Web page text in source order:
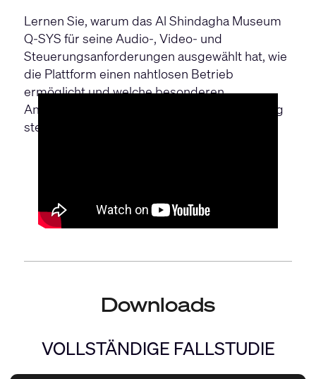
Lernen Sie, warum das Al Shindagha Museum
Q-SYS für seine Audio-, Video- und
Steuerungsanforderungen ausgewählt hat, wie
die Plattform einen nahtlosen Betrieb
ermöglicht und welche besonderen
Anforderungen das Projekt an die Ausstellung
stellt.
Downloads
VOLLSTÄNDIGE FALLSTUDIE